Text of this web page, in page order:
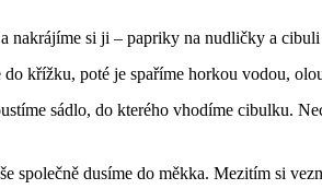
nakrájíme si ji – papriky na nudličky a cibuli
do křížku, poté je spaříme horkou vodou,
sádlo, do kterého vhodíme cibulku.
společně dusíme do měkka. Mezitím si